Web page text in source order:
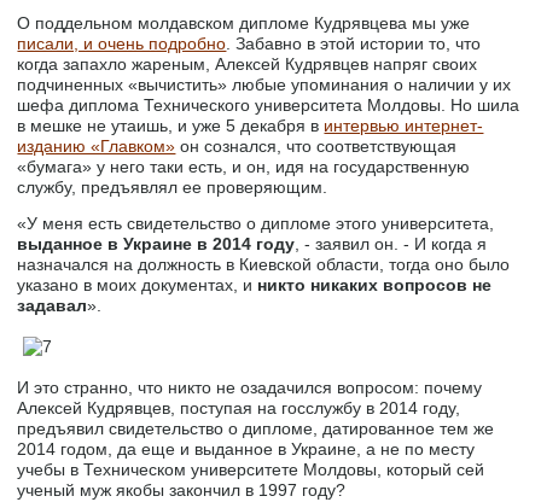
О поддельном молдавском дипломе Кудрявцева мы уже
писали, и очень подробно . Забавно в этой истории то, что
когда запахло жареным, Алексей Кудрявцев напряг своих
подчиненных «вычистить» любые упоминания о наличии у их
шефа диплома Технического университета Молдовы. Но шила
в мешке не утаишь, и уже 5 декабря в интервью интернет-
изданию «Главком» он сознался, что соответствующая
«бумага» у него таки есть, и он, идя на государственную
службу, предъявлял ее проверяющим.
«У меня есть свидетельство о дипломе этого университета,
выданное в Украине в 2014 году , - заявил он. - И когда я
назначался на должность в Киевской области, тогда оно было
указано в моих документах, и никто никаких вопросов не
задавал».
И это странно, что никто не озадачился вопросом: почему
Алексей Кудрявцев, поступая на госслужбу в 2014 году,
предъявил свидетельство о дипломе, датированное тем же
2014 годом, да еще и выданное в Украине, а не по месту
учебы в Техническом университете Молдовы, который сей
ученый муж якобы закончил в 1997 году?